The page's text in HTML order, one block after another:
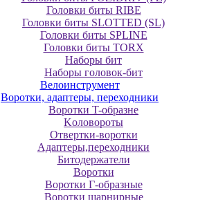
Головки биты RIBE
Головки биты SLOTTED (SL)
Головки биты SPLINE
Головки биты TORX
Наборы бит
Наборы головок-бит
Велоинструмент
Воротки, адаптеры, переходники
Bopoтки T-oбpaзне
Koлoвopoты
Oтвepтки-вopoтки
Адаптеры,переходники
Битодержатели
Воротки
Воротки Г-образные
Воротки шарнирные